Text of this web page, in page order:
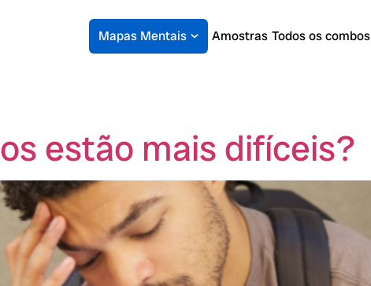
Mapas Mentais Amostras Todos os combos
estão mais difíceis?